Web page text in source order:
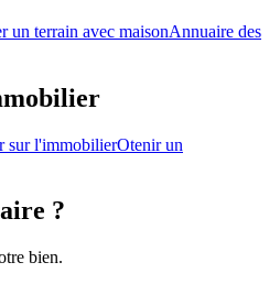
un terrain avec maisonAnnuaire des
sur l'immobilierOtenir un
?
bien.